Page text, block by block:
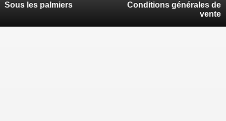
Sous les palmiers
Conditions générales de
vente